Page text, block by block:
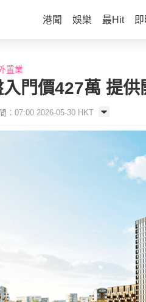
港聞 娛樂 最Hit
置業
門價427萬 提
：07:00 2026-05-30 HKT